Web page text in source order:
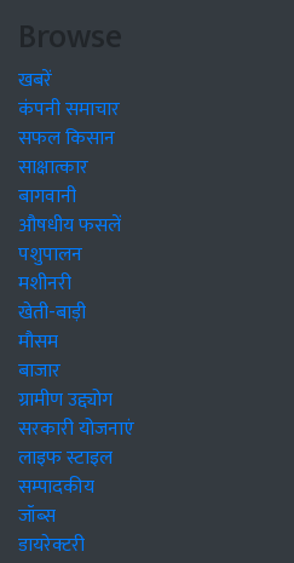
Browse
खबरें
कंपनी समाचार
सफल किसान
साक्षात्कार
बागवानी
औषधीय फसलें
पशुपालन
मशीनरी
खेती-बाड़ी
मौसम
बाजार
ग्रामीण उद्द्योग
सरकारी योजनाएं
लाइफ स्टाइल
सम्पादकीय
जॉब्स
डायरेक्टरी